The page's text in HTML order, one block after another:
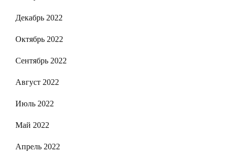
Декабрь 2022
Октябрь 2022
Сентябрь 2022
Август 2022
Июль 2022
Май 2022
Апрель 2022